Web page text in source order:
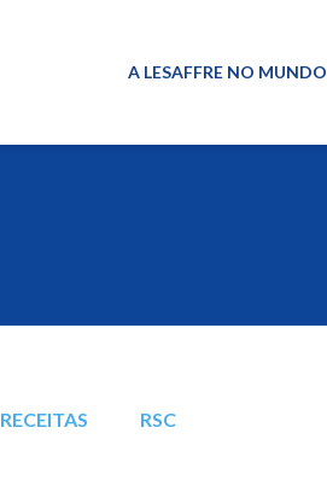
A LESAFFRE NO MUNDO
RECEITAS RSC